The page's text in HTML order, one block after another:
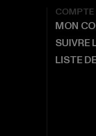
COMPTE
MON
SUIVRE
LISTE